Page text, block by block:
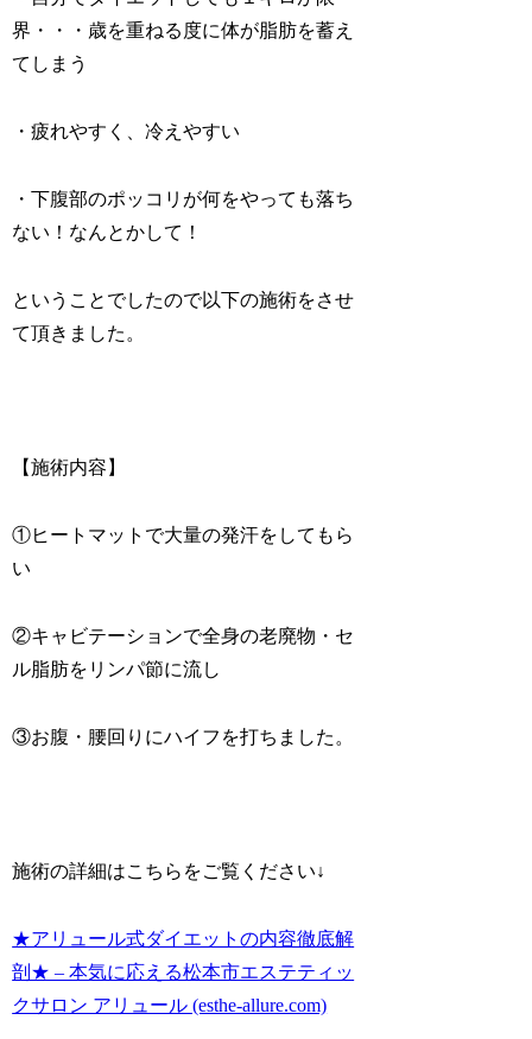
界・・・歳を重ねる度に体が脂肪を蓄え
てしまう
・疲れやすく、冷えやすい
・下腹部のポッコリが何をやっても落ち
ない！なんとかして！
ということでしたので以下の施術をさせ
て頂きました。
【施術内容】
①ヒートマットで大量の発汗をしてもら
い
②キャビテーションで全身の老廃物・セ
ル脂肪をリンパ節に流し
③お腹・腰回りにハイフを打ちました。
施術の詳細はこちらをご覧ください↓
★アリュール式ダイエットの内容徹底解
剖★ – 本気に応える松本市エステティッ
クサロン アリュール (esthe-allure.com)